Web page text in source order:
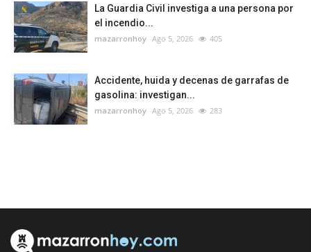
La Guardia Civil investiga a una persona por
el incendio...
mazarronhoy Ago 5, 2026 405
Accidente, huida y decenas de garrafas de
gasolina: investigan...
mazarronhoy Ago 5, 2026 283